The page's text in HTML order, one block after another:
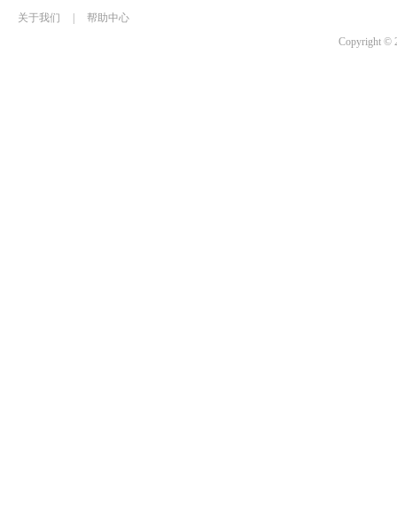
关于我们
帮助中心
Copyright ©